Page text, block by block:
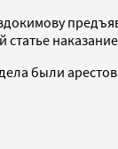
статье
дела были